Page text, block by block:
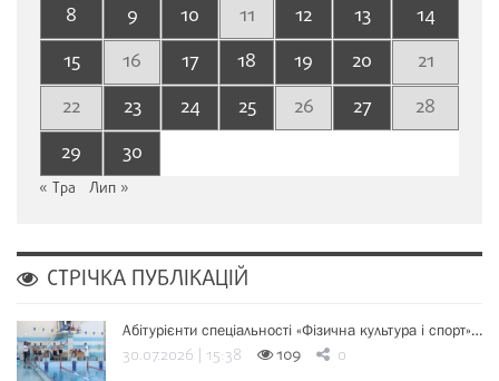
8
9 10 11 12 13
14
15
16 17 18 19 20
21
22
23 24 25 26 27
28
29
30
« Тра Лип »
СТРІЧКА ПУБЛІКАЦІЙ
Абітурієнти спеціальності «Фізична культура і спорт»…
30.07.2026 | 15:38 109 0